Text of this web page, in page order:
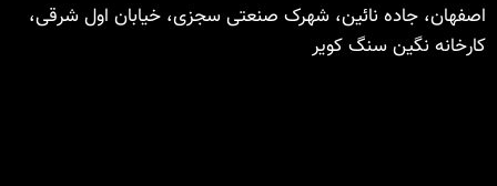
اصفهان، جاده نائین، شهرک صنعتی سجزی، خیابان اول شرقی،
کارخانه نگین سنگ کویر